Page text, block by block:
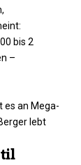
bis 2
–
es an Mega-
lebt